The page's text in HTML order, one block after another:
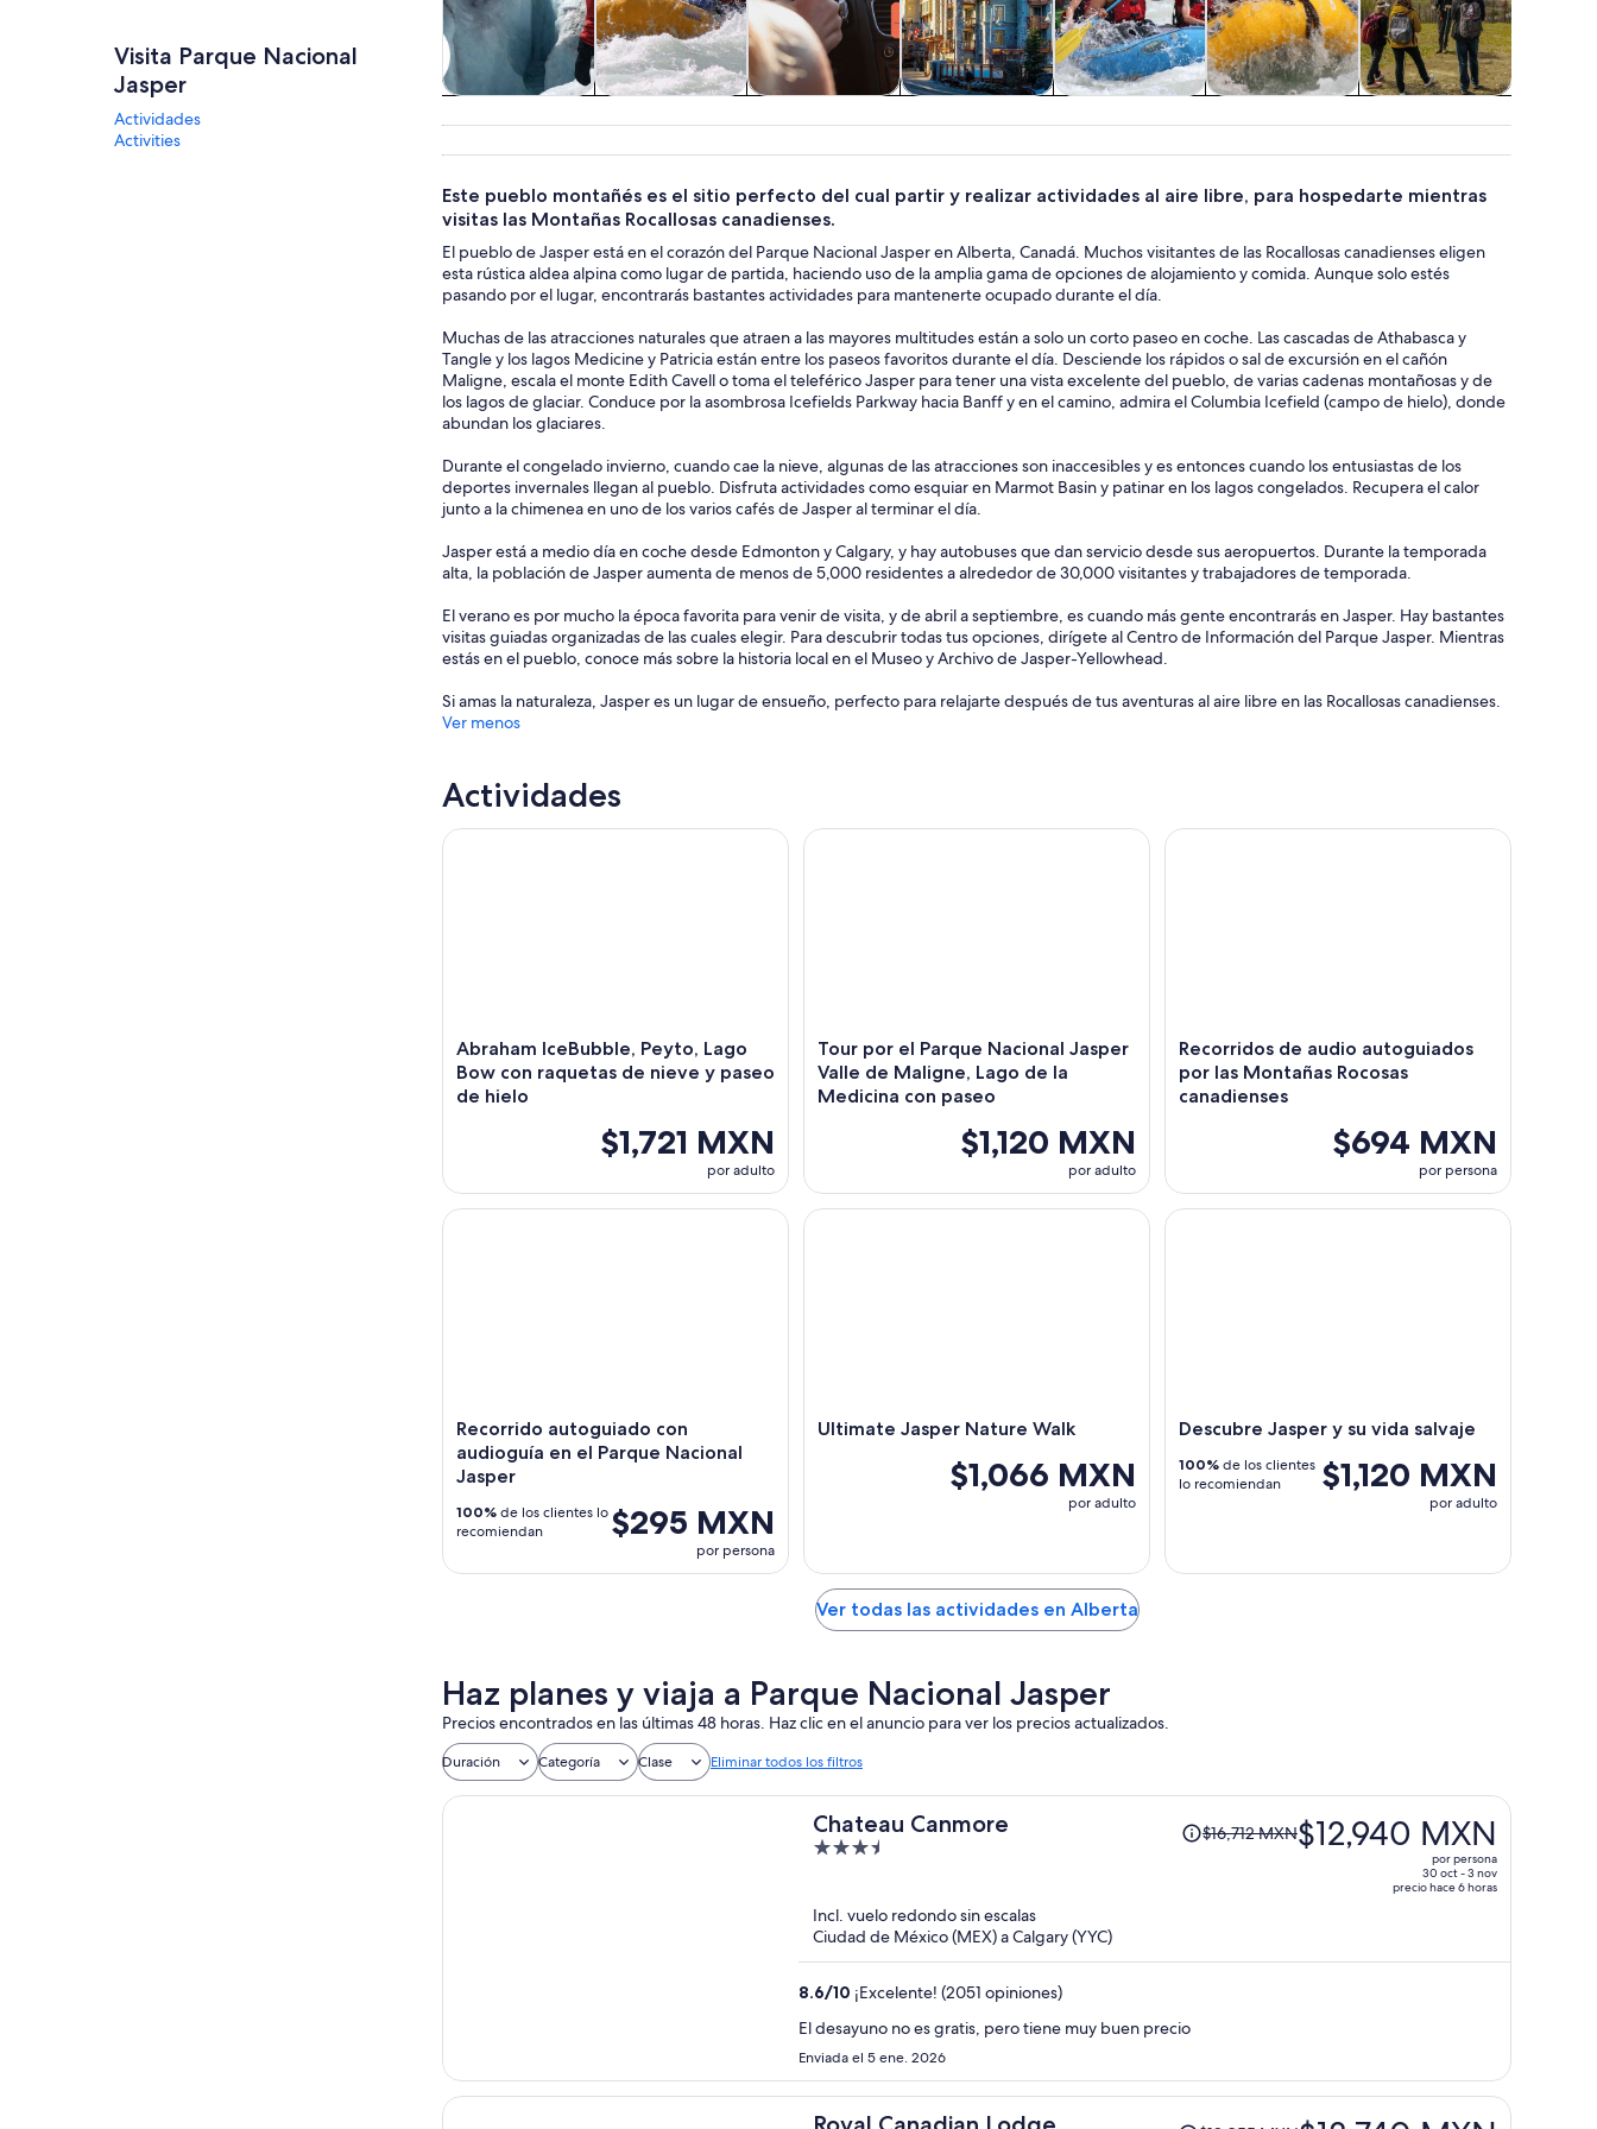
Visita Parque Nacional
Jasper
Actividades
Activities
excursiones de
un día
acuáticas
personalizados
cruceros
naturaleza
actividades al
aire libre
Este pueblo montañés es el sitio perfecto del cual partir y realizar actividades al aire libre, para hospedarte mientras
visitas las Montañas Rocallosas canadienses.
El pueblo de Jasper está en el corazón del Parque Nacional Jasper en Alberta, Canadá. Muchos visitantes de las Rocallosas canadienses eligen
esta rústica aldea alpina como lugar de partida, haciendo uso de la amplia gama de opciones de alojamiento y comida. Aunque solo estés
pasando por el lugar, encontrarás bastantes actividades para mantenerte ocupado durante el día.
Muchas de las atracciones naturales que atraen a las mayores multitudes están a solo un corto paseo en coche. Las cascadas de Athabasca y
Tangle y los lagos Medicine y Patricia están entre los paseos favoritos durante el día. Desciende los rápidos o sal de excursión en el cañón
Maligne, escala el monte Edith Cavell o toma el teleférico Jasper para tener una vista excelente del pueblo, de varias cadenas montañosas y de
los lagos de glaciar. Conduce por la asombrosa Icefields Parkway hacia Banff y en el camino, admira el Columbia Icefield (campo de hielo), donde
abundan los glaciares.
Durante el congelado invierno, cuando cae la nieve, algunas de las atracciones son inaccesibles y es entonces cuando los entusiastas de los
deportes invernales llegan al pueblo. Disfruta actividades como esquiar en Marmot Basin y patinar en los lagos congelados. Recupera el calor
junto a la chimenea en uno de los varios cafés de Jasper al terminar el día.
Jasper está a medio día en coche desde Edmonton y Calgary, y hay autobuses que dan servicio desde sus aeropuertos. Durante la temporada
alta, la población de Jasper aumenta de menos de 5,000 residentes a alrededor de 30,000 visitantes y trabajadores de temporada.
El verano es por mucho la época favorita para venir de visita, y de abril a septiembre, es cuando más gente encontrarás en Jasper. Hay bastantes
visitas guiadas organizadas de las cuales elegir. Para descubrir todas tus opciones, dirígete al Centro de Información del Parque Jasper. Mientras
estás en el pueblo, conoce más sobre la historia local en el Museo y Archivo de Jasper-Yellowhead.
Si amas la naturaleza, Jasper es un lugar de ensueño, perfecto para relajarte después de tus aventuras al aire libre en las Rocallosas canadienses.
Ver menos
Actividades
Abraham IceBubble, Peyto, Lago
Bow con raquetas de nieve y paseo
de hielo
$1,721 MXN
por adulto
Abraham IceBubble, Peyto, Lago Bow con raquetas de nieve y paseo de hielo
Tour por el Parque Nacional Jasper
Valle de Maligne, Lago de la
Medicina con paseo
$1,120 MXN
por adulto
Tour por el Parque Nacional Jasper Valle de Maligne, Lago de la Medicina con paseo
Recorridos de audio autoguiados
por las Montañas Rocosas
canadienses
$694 MXN
por persona
Recorridos de audio autoguiados por las
Recorrido autoguiado con
audioguía en el Parque Nacional
Jasper
$295 MXN
por persona
100% de los clientes lo
recomiendan
Recorrido autoguiado con audioguía en el Parque Nacional Jasper
Ultimate Jasper Nature Walk
$1,066 MXN
por adulto
Ultimate Jasper Nature Walk
Descubre Jasper y su vida salvaje
$1,120 MXN
por adulto
100% de los clientes
lo recomiendan
Descubre Jasper y su vida salvaje
Ver todas las actividades en Alberta
Haz planes y viaja a Parque Nacional Jasper
Precios encontrados en las últimas 48 horas. Haz clic en el anuncio para ver los precios actualizados.
Duración Categoría Clase Eliminar todos los filtros
Chateau Canmore
3.5
5
El
precio
ahora
de
persona
$16,712 MXN$12,940 MXN
por persona
30 oct - 3 nov
precio hace 6 horas
Incl. vuelo redondo sin escalas
Ciudad de México (MEX) a Calgary (YYC)
8.6/10 ¡Excelente! (2051 opiniones)
El desayuno no es gratis, pero tiene muy buen precio
Enviada el 5 ene. 2026
El